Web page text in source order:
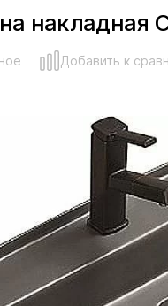
накладная
Добавить к